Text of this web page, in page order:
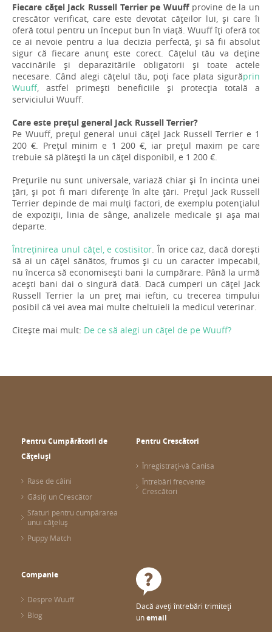
Fiecare cățel Jack Russell Terrier pe Wuuffprovine de la un
crescător verificat, care este devotat cățeilor lui, și care îi
oferă totul pentru un început bun în viață. Wuuff îți oferă tot
ce ai nevoie pentru a lua decizia perfectă, și să fii absolut
sigur că fiecare anunț este corect. Cățelul tău va deține
vaccinările și deparazitările obligatorii și toate actele
necesare. Când alegi cățelul tău, poți face plata sigurăprin
Wuuff, astfel primești beneficiile și protecția totală a
serviciului Wuuff.
Care este prețul general Jack Russell Terrier?
Pe Wuuff, prețul general unui cățel Jack Russell Terrier e 1
200 €. Prețul minim e 1 200 €, iar prețul maxim pe care
trebuie să plătești la un cățel disponibil, e 1 200 €.
Prețurile nu sunt universale, variază chiar și în incinta unei
țări, și pot fi mari diferențe în alte țări. Prețul Jack Russell
Terrier depinde de mai mulți factori, de exemplu potențialul
de expoziții, linia de sânge, analizele medicale și așa mai
departe.
Întreținirea unul cățel, e costisitor . În orice caz, dacă dorești
să ai un cățel sănătos, frumos și cu un caracter impecabil,
nu încerca să economisești bani la cumpărare. Până la urmă
acești bani dai o singură dată. Dacă cumperi un cățel Jack
Russell Terrier la un preț mai ieftin, cu trecerea timpului
posibil că vei avea mai multe cheltuieli la medicul veterinar.
Citește mai mult: De ce să alegi un cățel de pe Wuuff?
Pentru Cumpărătorii de
Cățeluși
Rase de câini
Găsiți un Crescător
Sfaturi pentru cumpărarea
unui cățeluș
Puppy Match
Pentru Crescători
Înregistrați-vă Canisa
Întrebări frecvente
Crescători
Companie
Despre Wuuff
Blog
Dacă aveți întrebări trimiteți
unemail